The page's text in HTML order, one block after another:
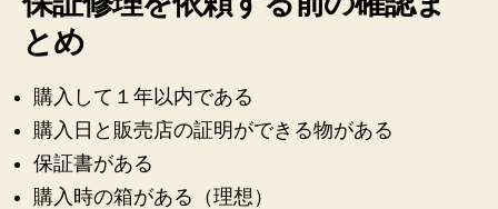
とめ
購入して１年以内である
購入日と販売店の証明ができる物がある
保証書がある
購入時の箱がある（理想）